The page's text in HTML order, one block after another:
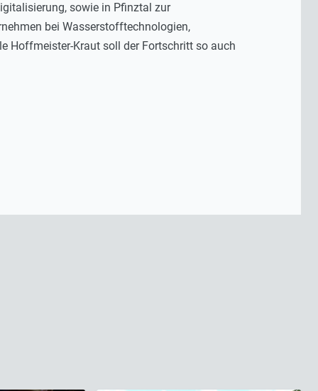
sowie in Pfinztal zur
bei Wasserstofftechnologien,
Hoffmeister-Kraut soll der Fortschritt so auch